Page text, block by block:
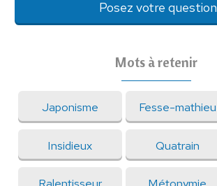
Posez votre question
Mots à retenir
Japonisme Fesse-mathieu
Insidieux Quatrain